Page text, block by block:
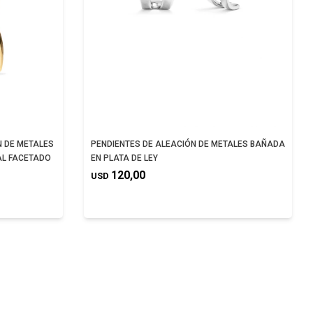
DE METALES
FACETADO
PENDIENTES DE ALEACIÓN DE METALES BAÑADA
EN PLATA DE LEY
USD 120,00